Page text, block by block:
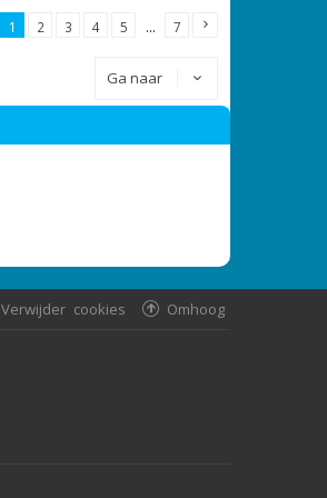
1 2 3 4 5 … 7
Ga naar
Omhoog
Verwijder cookies